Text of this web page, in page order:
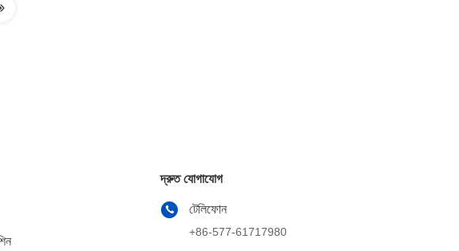
দ্রুত যোগাযোগ
টেলিফোন
+86-577-61717980